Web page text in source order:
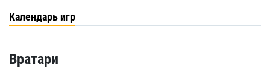
Календарь игр
Вратари